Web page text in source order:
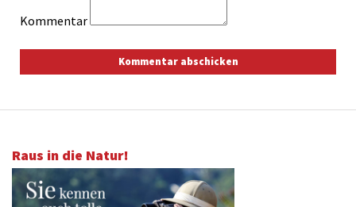
Kommentar
Raus in die Natur!